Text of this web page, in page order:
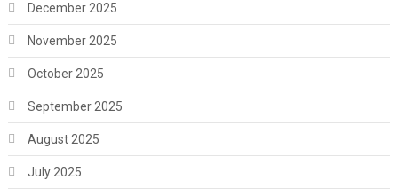
December 2025
November 2025
October 2025
September 2025
August 2025
July 2025